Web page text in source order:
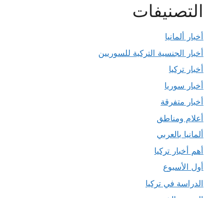
التصنيفات
أخبار ألمانيا
أخبار الجنسية التركية للسوريين
أخبار تركيا
أخبار سوريا
أخبار متفرقة
أعلام ومناطق
ألمانيا بالعربي
أهم أخبار تركيا
أول الأسبوع
الدراسة في تركيا